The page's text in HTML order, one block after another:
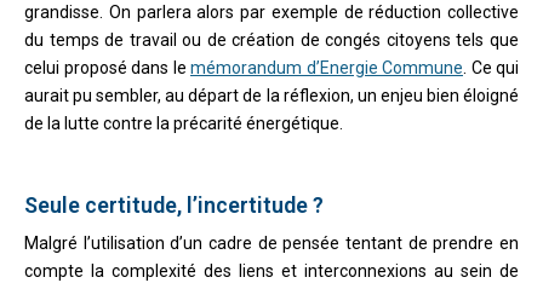
grandisse. On parlera alors par exemple de réduction collective
du temps de travail ou de création de congés citoyens tels que
celui proposé dans le mémorandum d’Energie Commune . Ce qui
aurait pu sembler, au départ de la réflexion, un enjeu bien éloigné
de la lutte contre la précarité énergétique.
Seule certitude, l’incertitude ?
Malgré l’utilisation d’un cadre de pensée tentant de prendre en
compte la complexité des liens et interconnexions au sein de